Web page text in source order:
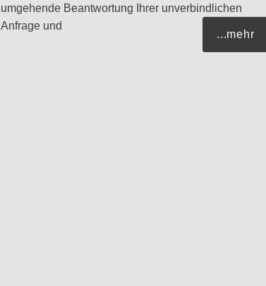
umgehende Beantwortung Ihrer unverbindlichen
Anfrage und
...mehr